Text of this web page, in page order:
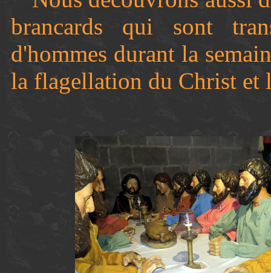
brancards qui sont
d'hommes durant la
la flagellation du Christ et